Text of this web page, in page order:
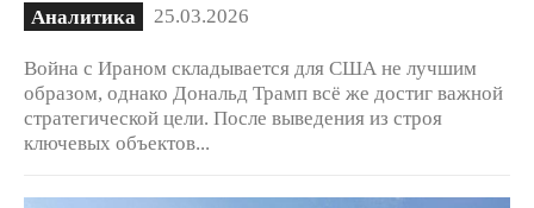
Аналитика 25.03.2026
Война с Ираном складывается для США не лучшим
образом, однако Дональд Трамп всё же достиг важной
стратегической цели. После выведения из строя
ключевых объектов...